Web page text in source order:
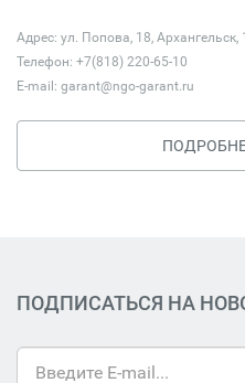
Адрес: ул. Попова, 18, Архангельск,
Телефон: +7(818) 220-65-10
E-mail: garant@ngo-garant.ru
ПОДПИСАТЬСЯ НА